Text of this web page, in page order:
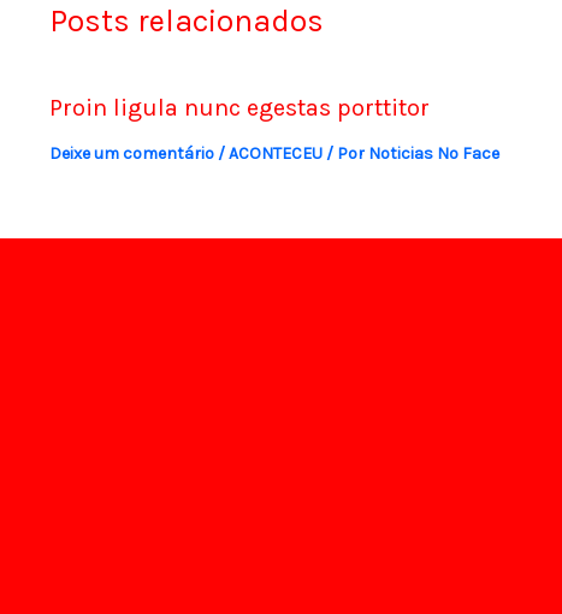
Posts relacionados
Proin ligula nunc egestas porttitor
Deixe um comentário /ACONTECEU/ Por Noticias No Face